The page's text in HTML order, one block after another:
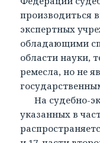
производиться
экспертных
обладающими
области науки,
ремесла, но не
На судебно-
указанных в